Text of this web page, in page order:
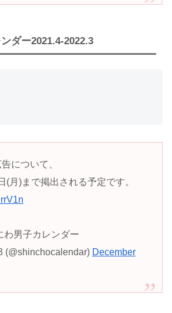
ダー2021.4-2022.3
について、
(月)まで掲出される予定です。
男子カレンダー
(@shinchocalendar) December